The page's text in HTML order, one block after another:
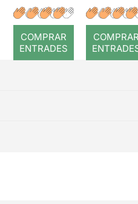
: Coral
romput
COMPRAR
ENTRADES
Dorian
Gray
COMPRAR